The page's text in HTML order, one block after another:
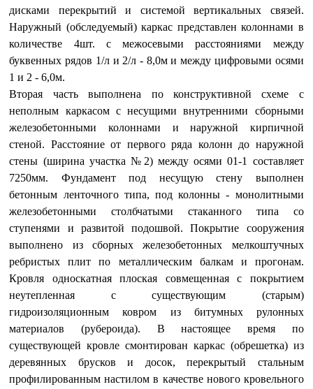
дисками перекрытий и системой вертикальных связей.
Наружный (обследуемый) каркас представлен колоннами в
количестве 4шт. с межосевыми расстояниями между
буквенных рядов 1/л и 2/л - 8,0м и между цифровыми осями
1 и 2 - 6,0м.
Вторая часть выполнена по конструктивной схеме с
неполным каркасом с несущими внутренними сборными
железобетонными колоннами и наружной кирпичной
стеной. Расстояние от первого ряда колонн до наружной
стены (ширина участка №2) между осями 01-1 составляет
7250мм. Фундамент под несущую стену выполнен
бетонным ленточного типа, под колонны - монолитными
железобетонными столбчатыми стаканного типа со
ступенями и развитой подошвой. Покрытие сооружения
выполнено из сборных железобетонных мелкоштучных
ребристых плит по металлическим балкам и прогонам.
Кровля односкатная плоская совмещенная с покрытием
неутепленная с существующим (старым)
гидроизоляционным ковром из битумных рулонных
материалов (рубероида). В настоящее время по
существующей кровле смонтирован каркас (обрешетка) из
деревянных брусков и досок, перекрытый стальным
профилированным настилом в качестве нового кровельного